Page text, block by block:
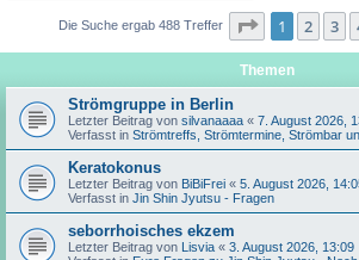
Die Suche ergab 488 Treffer Seite 1von 25
1 2 3
Themen
Strömgruppe in Berlin
Letzter Beitrag von silvanaaaa « 7. August 2026,
Verfasst in Strömtreffs, Strömtermine, Strömbar
Keratokonus
Letzter Beitrag von BiBiFrei « 5. August 2026,
Verfasst in Jin Shin Jyutsu - Fragen
seborrhoisches ekzem
Letzter Beitrag von Lisvia « 3. August 2026, 13:09